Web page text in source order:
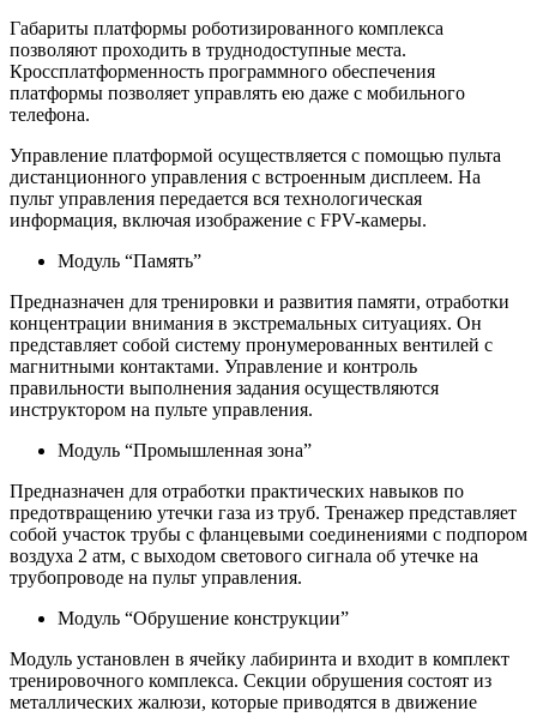
Габариты платформы роботизированного комплекса
позволяют проходить в труднодоступные места.
Кроссплатформенность программного обеспечения
платформы позволяет управлять ею даже с мобильного
телефона.
Управление платформой осуществляется с помощью пульта
дистанционного управления с встроенным дисплеем. На
пульт управления передается вся технологическая
информация, включая изображение с FPV-камеры.
Модуль “Память”
Предназначен для тренировки и развития памяти, отработки
концентрации внимания в экстремальных ситуациях. Он
представляет собой систему пронумерованных вентилей с
магнитными контактами. Управление и контроль
правильности выполнения задания осуществляются
инструктором на пульте управления.
Модуль “Промышленная зона”
Предназначен для отработки практических навыков по
предотвращению утечки газа из труб. Тренажер представляет
собой участок трубы с фланцевыми соединениями с подпором
воздуха 2 атм, с выходом светового сигнала об утечке на
трубопроводе на пульт управления.
Модуль “Обрушение конструкции”
Модуль установлен в ячейку лабиринта и входит в комплект
тренировочного комплекса. Секции обрушения состоят из
металлических жалюзи, которые приводятся в движение